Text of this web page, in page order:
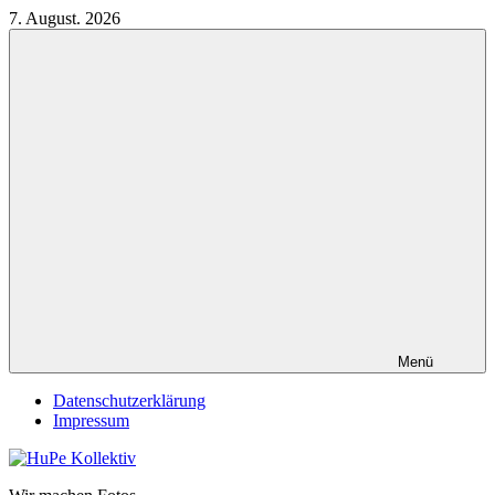
Zum
Inhalt
7. August. 2026
Menü
Datenschutzerklärung
Impressum